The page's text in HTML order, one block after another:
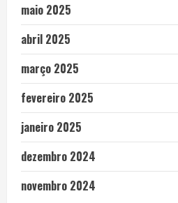
maio 2025
abril 2025
março 2025
fevereiro 2025
janeiro 2025
dezembro 2024
novembro 2024